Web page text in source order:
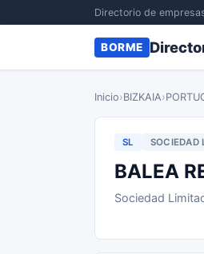
Directorio de
BORME
Inicio›BIZKAIA›
SL SOCIEDAD
BALEA
Sociedad